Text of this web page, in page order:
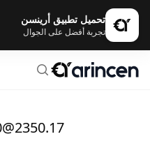
تحميل تطبيق أرينسن
تجربة أفضل على الجوال